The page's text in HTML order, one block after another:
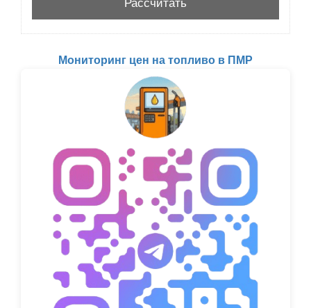
Мониторинг цен на топливо в ПМР